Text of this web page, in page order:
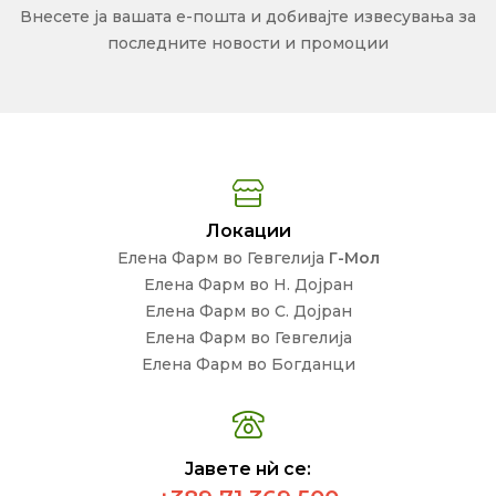
Внесете ја вашата е-пошта и добивајте извесувања за
последните новости и промоции
Локации
Елена Фарм во Гевгелија Г-Мол
Елена Фарм во Н. Дојран
Елена Фарм во С. Дојран
Елена Фарм во Гевгелија
Елена Фарм во Богданци
Јавете нѝ се: